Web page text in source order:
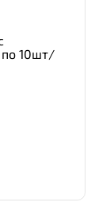
по 10шт/